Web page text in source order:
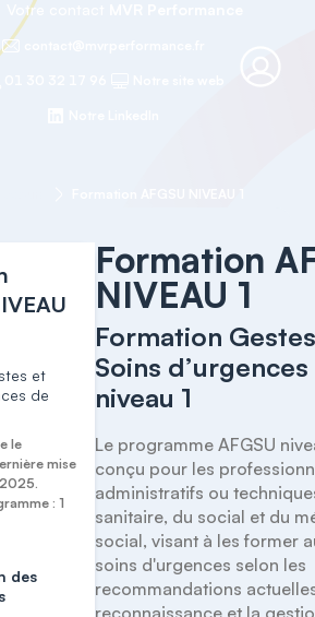
Votre contact
et
de
le
mise
: 1
des
Formation
NIVEAU 1
Formation
Soins
niveau 1
Le programme AFGSU
conçu pour les
administratifs ou
sanitaire, du social et du
social, visant à les former
soins d'urgences selon les
recommandations
reconnaissance et la